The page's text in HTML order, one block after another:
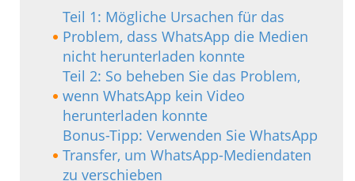
Teil 1: Mögliche Ursachen für das
Problem, dass WhatsApp die Medien
nicht herunterladen konnte
Teil 2: So beheben Sie das Problem,
wenn WhatsApp kein Video
herunterladen konnte
Bonus-Tipp: Verwenden Sie WhatsApp
Transfer, um WhatsApp-Mediendaten
zu verschieben